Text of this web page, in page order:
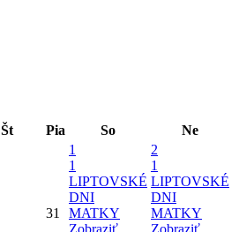
Št Pia So Ne
31
1
1
LIPTOVSKÉ
DNI
MATKY
2
1
LIPTOVSKÉ
DNI
MATKY